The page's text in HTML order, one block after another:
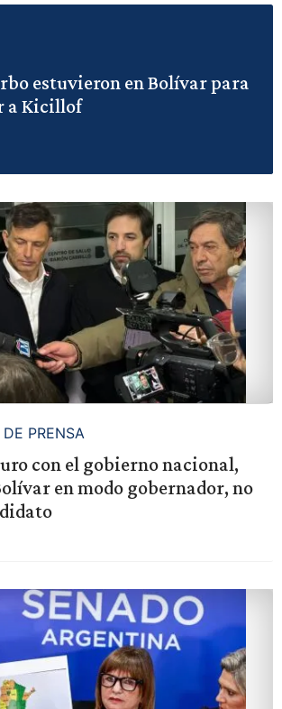
estuvieron en Bolívar para
a Kicillof
PRENSA
con el gobierno nacional,
en modo gobernador, no